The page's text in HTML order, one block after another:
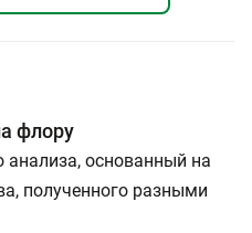
флору
основанный на
полученного разными